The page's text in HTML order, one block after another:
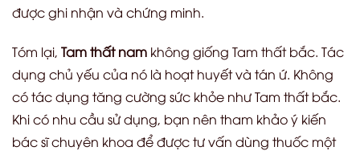
được ghi nhận và chứng minh.
Tóm lại, Tam thất nam không giống Tam thất bắc. Tác
dụng chủ yếu của nó là hoạt huyết và tán ứ. Không
có tác dụng tăng cường sức khỏe như Tam thất bắc.
Khi có nhu cầu sử dụng, bạn nên tham khảo ý kiến
bác sĩ chuyên khoa để được tư vấn dùng thuốc một